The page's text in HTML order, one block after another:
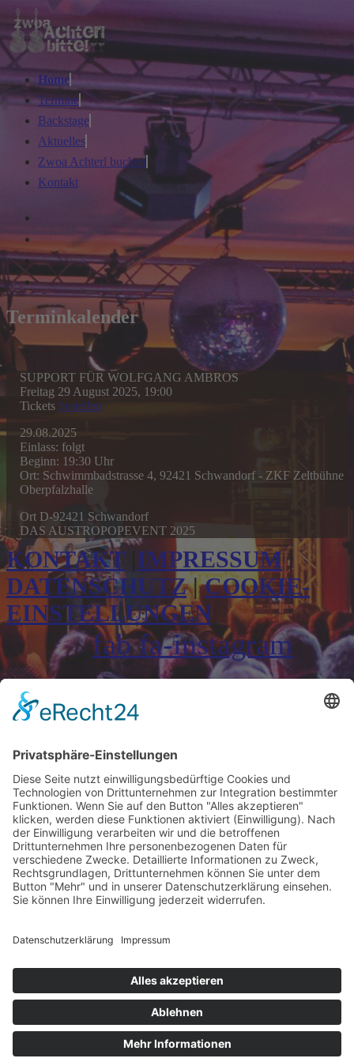
Home
Termine
Backstage
Aktuelles
Zwoa Achterl buchen
Kontakt
Terminkalender
SUPPORT FÜR WOLFGANG AMBROS
Freitag 29 August 2025, 19:00
Ticketsbestellen
29.08.2025
Einlass: folgt
Beginn: 19:30 Uhr
Ort: Schwimmbadstrasse 4, 92421 Schwandorf - ZKF Zeltbühne
Oberpfalzhalle
Ort D-92421 Schwandorf
DAS AUSTROPOPEVENT 2025
KONTAKT| IMPRESSUM|
DATENSCHUTZ|COOKIE-
EINSTELLUNGEN
fab fa-instagram
fab fa-youtube
© 2026 by Zwoa Achter'l | -bitte! GbR |
Realisation: hp werbeagentur
Home
Termine
Backstage
Zwoa Achterl buchen